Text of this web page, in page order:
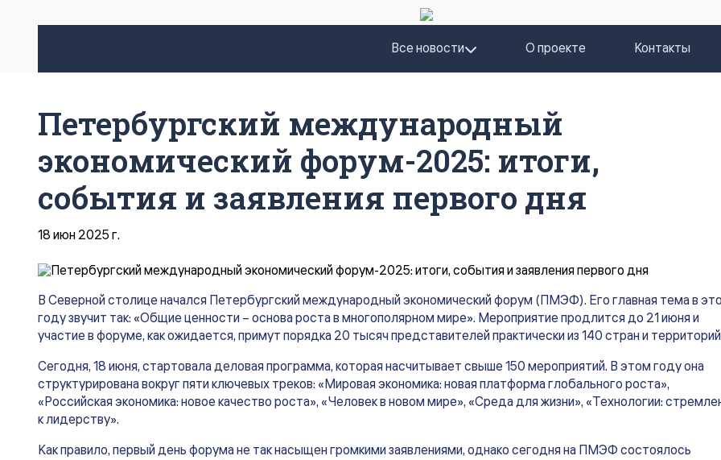
Все новости О проекте Контакты
Петербургский международный
экономический форум-2025: итоги,
события и заявления первого дня
18 июн 2025 г.
В Северной столице начался Петербургский международный экономический форум (ПМЭФ). Его главная тема в
году звучит так: «Общие ценности – основа роста в многополярном мире». Мероприятие продлится до 21 июня и
участие в форуме, как ожидается, примут порядка 20 тысяч представителей практически из 140 стран и
Сегодня, 18 июня, стартовала деловая программа, которая насчитывает свыше 150 мероприятий. В этом году она
структурирована вокруг пяти ключевых треков: «Мировая экономика: новая платформа глобального роста»,
«Российская экономика: новое качество роста», «Человек в новом мире», «Среда для жизни», «Технологии:
к лидерству».
Как правило, первый день форума не так насыщен громкими заявлениями, однако сегодня на ПМЭФ состоялось